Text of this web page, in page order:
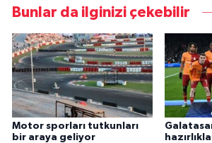
Bunlar da ilginizi çekebilir
Motor sporları tutkunları
bir araya geliyor